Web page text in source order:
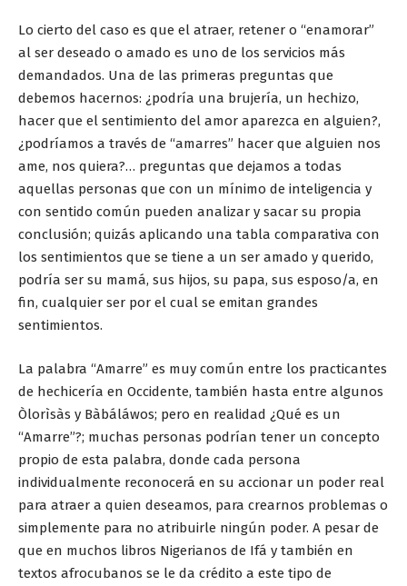
Lo cierto del caso es que el atraer, retener o “enamorar”
al ser deseado o amado es uno de los servicios más
demandados. Una de las primeras preguntas que
debemos hacernos: ¿podría una brujería, un hechizo,
hacer que el sentimiento del amor aparezca en alguien?,
¿podríamos a través de “amarres” hacer que alguien nos
ame, nos quiera?… preguntas que dejamos a todas
aquellas personas que con un mínimo de inteligencia y
con sentido común pueden analizar y sacar su propia
conclusión; quizás aplicando una tabla comparativa con
los sentimientos que se tiene a un ser amado y querido,
podría ser su mamá, sus hijos, su papa, sus esposo/a, en
fin, cualquier ser por el cual se emitan grandes
sentimientos.
La palabra “Amarre” es muy común entre los practicantes
de hechicería en Occidente, también hasta entre algunos
Òlorìsàs y Bàbáláwos; pero en realidad ¿Qué es un
“Amarre”?; muchas personas podrían tener un concepto
propio de esta palabra, donde cada persona
individualmente reconocerá en su accionar un poder real
para atraer a quien deseamos, para crearnos problemas o
simplemente para no atribuirle ningún poder. A pesar de
que en muchos libros Nigerianos de Ifá y también en
textos afrocubanos se le da crédito a este tipo de